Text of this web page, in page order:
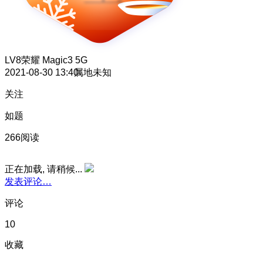
LV8荣耀 Magic3 5G
2021-08-30 13:40属地未知
关注
如题
266阅读
正在加载, 请稍候...
发表评论…
评论
10
收藏